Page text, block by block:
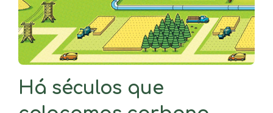
Há séculos que